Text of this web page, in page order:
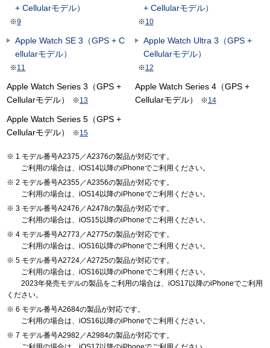
+ Cellularモデル）
※9
+ Cellularモデル）
※10
Apple Watch SE 3（GPS + C
ellularモデル）
※11
Apple Watch Ultra 3（GPS +
Cellularモデル）
※12
Apple Watch Series 3（GPS +
Cellularモデル）
※13
Apple Watch Series 4（GPS +
Cellularモデル）
※14
Apple Watch Series 5（GPS +
Cellularモデル）
※15
1 モデル番号A2375／A2376の製品が対応です。
ご利用の場合は、iOS14以降のiPhoneでご利用ください。
2 モデル番号A2355／A2356の製品が対応です。
ご利用の場合は、iOS14以降のiPhoneでご利用ください。
3 モデル番号A2476／A2478の製品が対応です。
ご利用の場合は、iOS15以降のiPhoneでご利用ください。
4 モデル番号A2773／A2775の製品が対応です。
ご利用の場合は、iOS16以降のiPhoneでご利用ください。
5 モデル番号A2724／A2725の製品が対応です。
ご利用の場合は、iOS16以降のiPhoneでご利用ください。
2023年発売モデルの製品をご利用の場合は、iOS17以降のiPhoneでご利用
ください。
6 モデル番号A2684の製品が対応です。
ご利用の場合は、iOS16以降のiPhoneでご利用ください。
7 モデル番号A2982／A2984の製品が対応です。